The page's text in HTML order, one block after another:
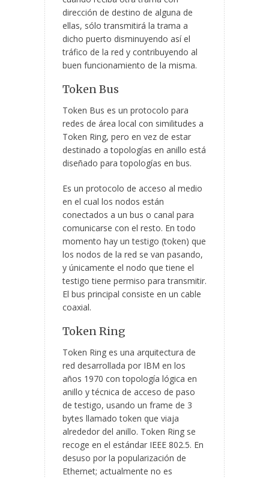
dirección de destino de alguna de
ellas, sólo transmitirá la trama a
dicho puerto disminuyendo así el
tráfico de la red y contribuyendo al
buen funcionamiento de la misma.
Token Bus
Token Bus es un protocolo para
redes de área local con similitudes a
Token Ring, pero en vez de estar
destinado a topologías en anillo está
diseñado para topologías en bus.
Es un protocolo de acceso al medio
en el cual los nodos están
conectados a un bus o canal para
comunicarse con el resto. En todo
momento hay un testigo (token) que
los nodos de la red se van pasando,
y únicamente el nodo que tiene el
testigo tiene permiso para transmitir.
El bus principal consiste en un cable
coaxial.
Token Ring
Token Ring es una arquitectura de
red desarrollada por IBM en los
años 1970 con topología lógica en
anillo y técnica de acceso de paso
de testigo, usando un frame de 3
bytes llamado token que viaja
alrededor del anillo. Token Ring se
recoge en el estándar IEEE 802.5. En
desuso por la popularización de
Ethernet; actualmente no es